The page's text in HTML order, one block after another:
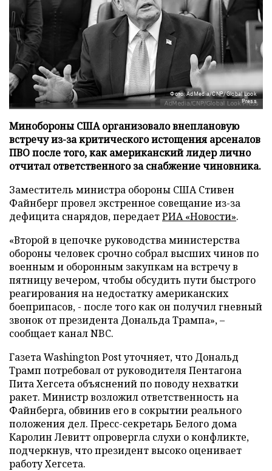
Фото: AdMedia/CNP/Global Look
Press
Минобороны США организовало внеплановую
встречу из-за критического истощения арсеналов
ПВО после того, как американский лидер лично
отчитал ответственного за снабжение чиновника.
Заместитель министра обороны США Стивен
Файнберг провел экстренное совещание из-за
дефицита снарядов, передаетРИА «Новости».
«Второй в цепочке руководства министерства
обороны человек срочно собрал высших чинов по
военным и оборонным закупкам на встречу в
пятницу вечером, чтобы обсудить пути быстрого
реагирования на недостатку американских
боеприпасов, - после того как он получил гневный
звонок от президента Дональда Трампа», –
сообщает канал NBC.
Газета Washington Post уточняет, что Дональд
Трамп потребовал от руководителя Пентагона
Пита Хегсета объяснений по поводу нехватки
ракет. Министр возложил ответственность на
Файнберга, обвинив его в сокрытии реального
положения дел. Пресс-секретарь Белого дома
Каролин Левитт опровергла слухи о конфликте,
подчеркнув, что президент высоко оценивает
работу Хегсета.